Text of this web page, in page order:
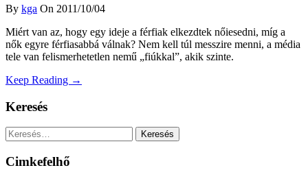
By kga On 2011/10/04
Miért van az, hogy egy ideje a férfiak elkezdtek nőiesedni, míg a
nők egyre férfiasabbá válnak? Nem kell túl messzire menni, a média
tele van felismerhetetlen nemű „fiúkkal”, akik szinte.
Keep Reading →
Keresés
Keresés:
Cimkefelhő